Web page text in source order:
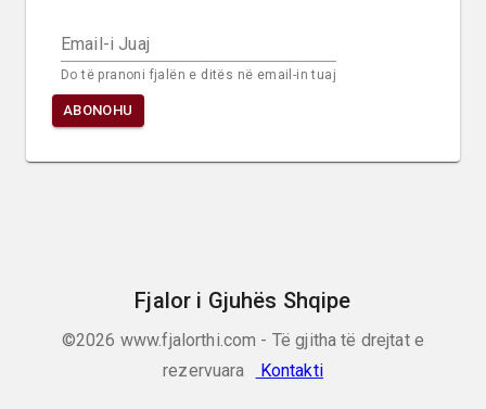
Email-i Juaj
Do të pranoni fjalën e ditës në email-in tuaj
ABONOHU
Fjalor i Gjuhës Shqipe
©2026 www.fjalorthi.com - Të gjitha të drejtat e
rezervuara
Kontakti